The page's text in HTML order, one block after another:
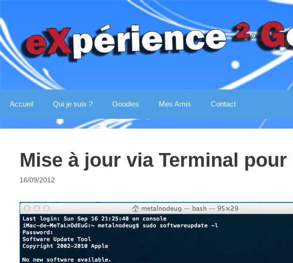
au
contenu
Accueil Qui je suis ? Goodies Mes Amis Contact
Mise à jour via Terminal
16/09/2012